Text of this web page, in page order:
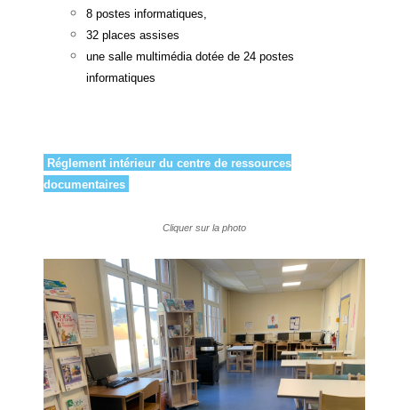
8 postes informatiques,
32 places assises
une salle multimédia dotée de 24 postes
informatiques
Réglement intérieur du centre de ressources
documentaires
Cliquer sur la photo